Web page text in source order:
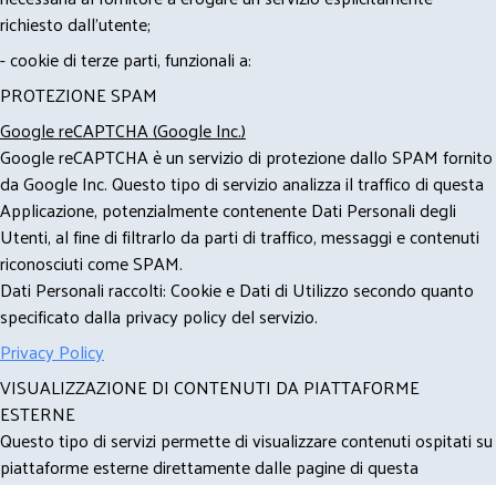
richiesto dall'utente;
- cookie di terze parti, funzionali a:
PROTEZIONE SPAM
Google reCAPTCHA (Google Inc.)
Google reCAPTCHA è un servizio di protezione dallo SPAM fornito
da Google Inc. Questo tipo di servizio analizza il traffico di questa
Applicazione, potenzialmente contenente Dati Personali degli
Utenti, al fine di filtrarlo da parti di traffico, messaggi e contenuti
riconosciuti come SPAM.
Dati Personali raccolti: Cookie e Dati di Utilizzo secondo quanto
specificato dalla privacy policy del servizio.
Privacy Policy
VISUALIZZAZIONE DI CONTENUTI DA PIATTAFORME
ESTERNE
Questo tipo di servizi permette di visualizzare contenuti ospitati su
piattaforme esterne direttamente dalle pagine di questa